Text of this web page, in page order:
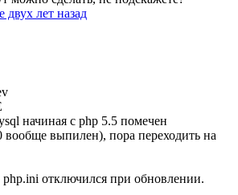
двух лет назад
начиная с php 5.5 помечен
вообще выпилен), пора переходить на
php.ini отключился при обновлении.